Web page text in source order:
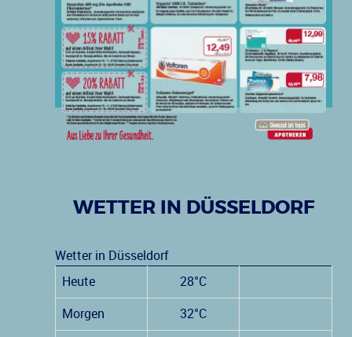
WETTER IN DÜSSELDORF
Wetter in Düsseldorf
Heute
28°C
Morgen 32°C